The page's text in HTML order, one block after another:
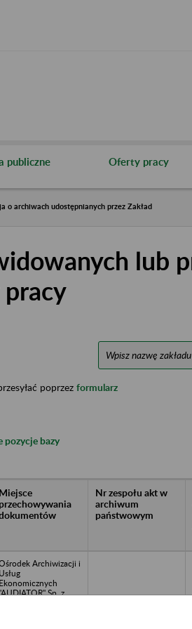
publiczne Oferty pracy
o archiwach udostępnianych przez Zakład
lub
pracy
poprzez formularz
pozycje bazy
Miejsce
przechowywania
Nr zespołu akt w
archiwum
państwowym
Archiwizacji i
Usług
Ekonomicznych
Sp. z